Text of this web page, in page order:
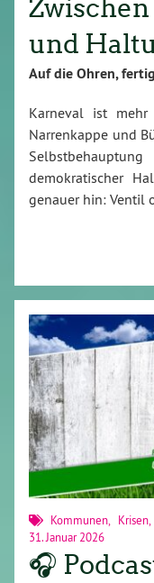
und
Auf die Ohren,
Karneval ist
Narrenkappe und
demokratischer
genauer hin: Ventil
Kommunen Krisen
31. Januar 2026
🎧